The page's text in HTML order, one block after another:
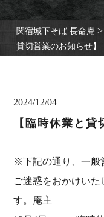
関宿城下そば 長命庵
貸切営業のお知らせ】
2024/12/04
【臨時休業と貸
※下記の通り、一般
ご迷惑をおかけいた
す。庵主